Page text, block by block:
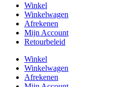
Winkel
Winkelwagen
Afrekenen
Mijn Account
Retourbeleid
Winkel
Winkelwagen
Afrekenen